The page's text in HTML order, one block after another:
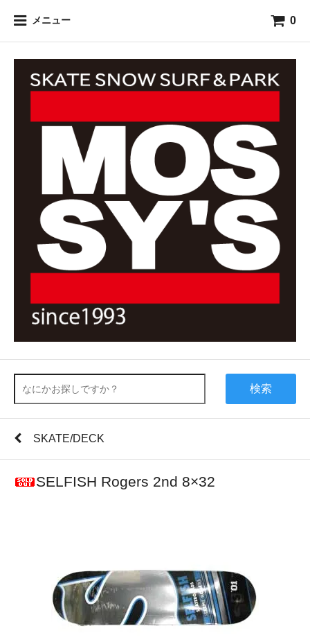
メニュー 0
検索
SKATE/DECK
SELFISH Rogers 2nd 8×32